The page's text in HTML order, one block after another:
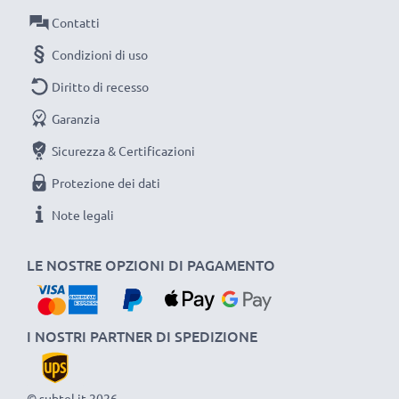
rapida e 3 anni di garanzia!
LE NOSTRE OPZIONI DI PAGAMENTO
Contatti
Condizioni di uso
Diritto di recesso
Garanzia
Sicurezza & Certificazioni
Protezione dei dati
Note legali
I NOSTRI PARTNER DI SPEDIZIONE